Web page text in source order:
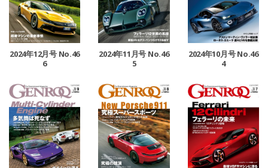
2024年12月号 No.46
6
2024年11月号 No.46
5
2024年10月号 No.46
4